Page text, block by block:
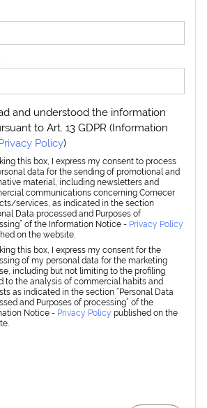
and understood the information
to Art. 13 GDPR (Information
Privacy Policy)
this box, I express my consent to process
data for the sending of promotional and
material, including newsletters and
communications concerning Comecer
services, as indicated in the section
Data processed and Purposes of
of the Information Notice - Privacy Policy
on the website.
this box, I express my consent for the
of my personal data for the marketing
including but not limiting to the profiling
to the analysis of commercial habits and
as indicated in the section “Personal Data
and Purposes of processing” of the
Notice - Privacy Policy published on the